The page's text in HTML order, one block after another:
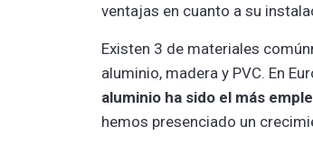
ventajas en cuanto a su
Existen 3 de materiales
aluminio, madera y PVC. En
aluminio ha sido el más
hemos presenciado un